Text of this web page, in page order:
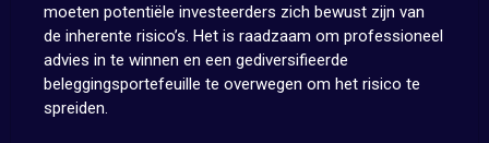
moeten potentiële investeerders zich bewust zijn van
de inherente risico’s. Het is raadzaam om professioneel
advies in te winnen en een gediversifieerde
beleggingsportefeuille te overwegen om het risico te
spreiden.